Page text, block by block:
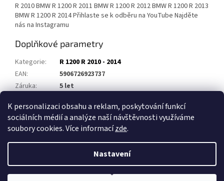
K personalizaci obsahu a reklam, poskytování funkcí
sociálních médií a analýze naší návštěvnosti využíváme
soubory cookies. Více informacízde.
Nastavení
R 2010 BMW R 1200 R 2011 BMW R 1200 R 2012 BMW R 1200 R 2013
BMW R 1200 R 2014 Přihlaste se k odběru na YouTube Najděte
nás na Instagramu
Doplňkové parametry
Kategorie:
R 1200 R 2010 - 2014
EAN:
5906726923737
Záruka:
5 let
Copyright 2026Výfuky DOMINATOR. Všechna práva vyhrazena.